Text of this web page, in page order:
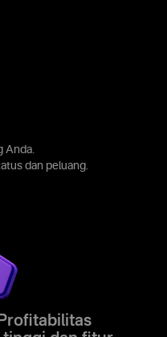
Anda.
dan peluang.